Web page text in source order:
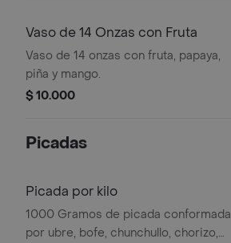
Vaso de 14 Onzas con Fruta
Vaso de 14 onzas con fruta, papaya,
piña y mango.
$ 10.000
Picadas
Picada por kilo
1000 Gramos de picada conformada
por ubre, bofe, chunchullo, chorizo,